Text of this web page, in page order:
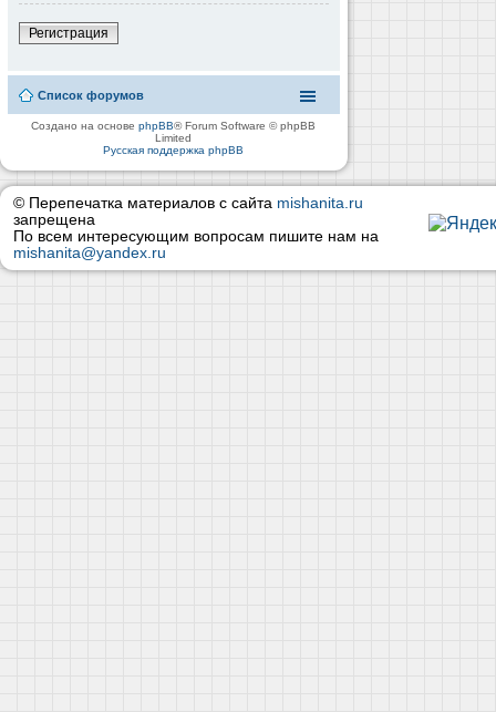
Регистрация
Список форумов
Создано на основеphpBB® Forum Software © phpBB
Limited
Русская поддержка phpBB
© Перепечатка материалов с сайта mishanita.ru
запрещена
По всем интересующим вопросам пишите нам на
mishanita@yandex.ru